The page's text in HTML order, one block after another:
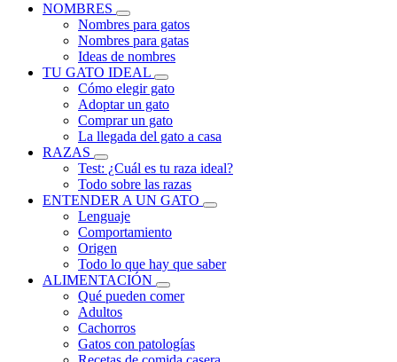
NOMBRES
Nombres para gatos
Nombres para gatas
Ideas de nombres
TU GATO IDEAL
Cómo elegir gato
Adoptar un gato
Comprar un gato
La llegada del gato a casa
RAZAS
Test: ¿Cuál es tu raza ideal?
Todo sobre las razas
ENTENDER A UN GATO
Lenguaje
Comportamiento
Origen
Todo lo que hay que saber
ALIMENTACIÓN
Qué pueden comer
Adultos
Cachorros
Gatos con patologías